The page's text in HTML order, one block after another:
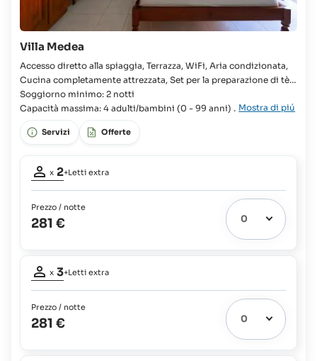
Villa Medea
Accesso diretto alla spiaggia, Terrazza, WiFi, Aria condizionata,
Cucina completamente attrezzata, Set per la preparazione di tè e
caffè, Lavatrice, Doccia, TV Villa, 2x Camera, 2x Letto queen,
Armadio, Letto supplementare disponibile, Culla disponibile, 2x
Bagno in camera, Bidet, Frigorifero, Frigorifero con congelatore,
Utensili da cucina,
Soggiorno minimo: 2 notti
Capacità massima: 4 adulti/bambini (0 - 99 anni) +
1 bambino (3 - 11 anni) + 1 neonato (0 - 2 anni)
Mostra di piú
Servizi Offerte
Partecipanti
Letti
extra
Neonati:
gratuito
Bambini
fino
a
x 2+Letti extra
Prezzo / notte
281 €
Partecipanti
Letti
extra
Neonati:
x 3+Letti extra
Prezzo / notte
281 €